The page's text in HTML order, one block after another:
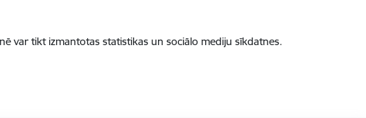
var tikt izmantotas statistikas un sociālo mediju sīkdatnes.